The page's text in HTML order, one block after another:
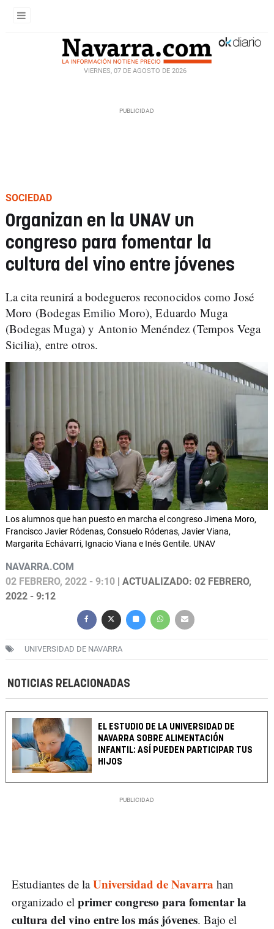
VIERNES, 07 DE AGOSTO DE 2026
SOCIEDAD
Organizan en la UNAV un
congreso para fomentar la
cultura del vino entre jóvenes
La cita reunirá a bodegueros reconocidos como José
Moro (Bodegas Emilio Moro), Eduardo Muga
(Bodegas Muga) y Antonio Menéndez (Tempos Vega
Sicilia), entre otros.
Los alumnos que han puesto en marcha el congreso Jimena Moro,
Francisco Javier Ródenas, Consuelo Ródenas, Javier Viana,
Margarita Echávarri, Ignacio Viana e Inés Gentile. UNAV
NAVARRA.COM
02 FEBRERO, 2022 - 9:10 | ACTUALIZADO: 02 FEBRERO,
2022 - 9:12
UNIVERSIDAD DE NAVARRA
NOTICIAS RELACIONADAS
EL ESTUDIO DE LA UNIVERSIDAD DE
NAVARRA SOBRE ALIMENTACIÓN
INFANTIL: ASÍ PUEDEN PARTICIPAR TUS
HIJOS
Estudiantes de la Universidad de Navarra han
organizado el primer congreso para fomentar la
cultura del vino entre los más jóvenes. Bajo el